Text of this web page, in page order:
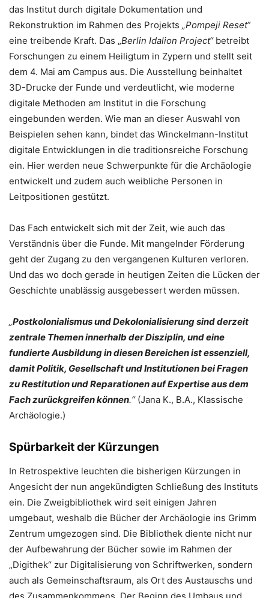
das Institut durch digitale Dokumentation und
Rekonstruktion im Rahmen des Projekts „Pompeji Reset“
eine treibende Kraft. Das „Berlin Idalion Project“ betreibt
Forschungen zu einem Heiligtum in Zypern und stellt seit
dem 4. Mai am Campus aus. Die Ausstellung beinhaltet
3D-Drucke der Funde und verdeutlicht, wie moderne
digitale Methoden am Institut in die Forschung
eingebunden werden. Wie man an dieser Auswahl von
Beispielen sehen kann, bindet das Winckelmann-Institut
digitale Entwicklungen in die traditionsreiche Forschung
ein. Hier werden neue Schwerpunkte für die Archäologie
entwickelt und zudem auch weibliche Personen in
Leitpositionen gestützt.
Das Fach entwickelt sich mit der Zeit, wie auch das
Verständnis über die Funde. Mit mangelnder Förderung
geht der Zugang zu den vergangenen Kulturen verloren.
Und das wo doch gerade in heutigen Zeiten die Lücken der
Geschichte unablässig ausgebessert werden müssen.
„Postkolonialismus und Dekolonialisierung sind derzeit
zentrale Themen innerhalb der Disziplin, und eine
fundierte Ausbildung in diesen Bereichen ist essenziell,
damit Politik, Gesellschaft und Institutionen bei Fragen
zu Restitution und Reparationen auf Expertise aus dem
Fach zurückgreifen können.“(Jana K., B.A., Klassische
Archäologie.)
Spürbarkeit der Kürzungen
In Retrospektive leuchten die bisherigen Kürzungen in
Angesicht der nun angekündigten Schließung des Instituts
ein. Die Zweigbibliothek wird seit einigen Jahren
umgebaut, weshalb die Bücher der Archäologie ins Grimm
Zentrum umgezogen sind. Die Bibliothek diente nicht nur
der Aufbewahrung der Bücher sowie im Rahmen der
„Digithek“ zur Digitalisierung von Schriftwerken, sondern
auch als Gemeinschaftsraum, als Ort des Austauschs und